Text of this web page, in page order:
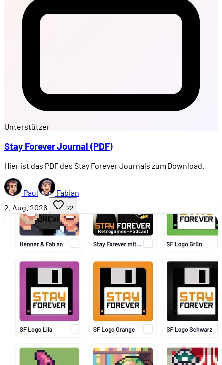
Unterstützer
Stay Forever Journal (PDF)
Hier ist das PDF des Stay Forever Journals zum Download.
Paul
Fabian
2. Aug. 2026
22